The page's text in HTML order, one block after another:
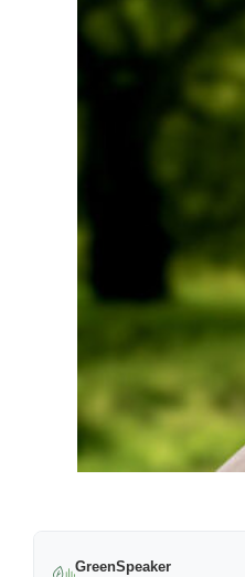
GreenSpeaker